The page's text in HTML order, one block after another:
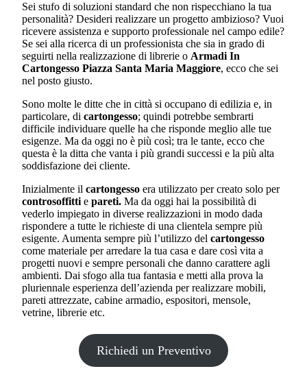
Sei stufo di soluzioni standard che non rispecchiano la tua
personalità? Desideri realizzare un progetto ambizioso? Vuoi
ricevere assistenza e supporto professionale nel campo edile?
Se sei alla ricerca di un professionista che sia in grado di
seguirti nella realizzazione di librerie o Armadi In
Cartongesso Piazza Santa Maria Maggiore, ecco che sei
nel posto giusto.
Sono molte le ditte che in città si occupano di edilizia e, in
particolare, di cartongesso; quindi potrebbe sembrarti
difficile individuare quelle ha che risponde meglio alle tue
esigenze. Ma da oggi no è più così; tra le tante, ecco che
questa è la ditta che vanta i più grandi successi e la più alta
soddisfazione dei cliente.
Inizialmente il cartongesso era utilizzato per creato solo per
controsoffitti e pareti. Ma da oggi hai la possibilità di
vederlo impiegato in diverse realizzazioni in modo dada
rispondere a tutte le richieste di una clientela sempre più
esigente. Aumenta sempre più l’utilizzo del cartongesso
come materiale per arredare la tua casa e dare così vita a
progetti nuovi e sempre personali che danno carattere agli
ambienti. Dai sfogo alla tua fantasia e metti alla prova la
pluriennale esperienza dell’azienda per realizzare mobili,
pareti attrezzate, cabine armadio, espositori, mensole,
vetrine, librerie etc.
Richiedi un Preventivo